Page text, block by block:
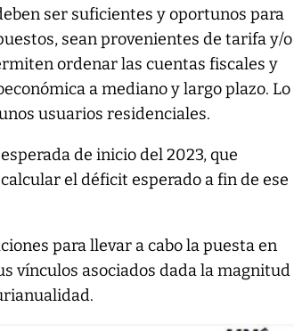
ser suficientes y oportunos para
sean provenientes de tarifa y/o
ordenar las cuentas fiscales y
a mediano y largo plazo. Lo
usuarios residenciales.
de inicio del 2023, que
el déficit esperado a fin de ese
para llevar a cabo la puesta en
vínculos asociados dada la magnitud